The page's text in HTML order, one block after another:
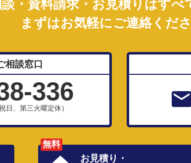
・資料請求・お見積りはすべ
まずはお気軽にご連絡くださ
相談窓口
336
日、第三火曜定休）
無料
お見積り・